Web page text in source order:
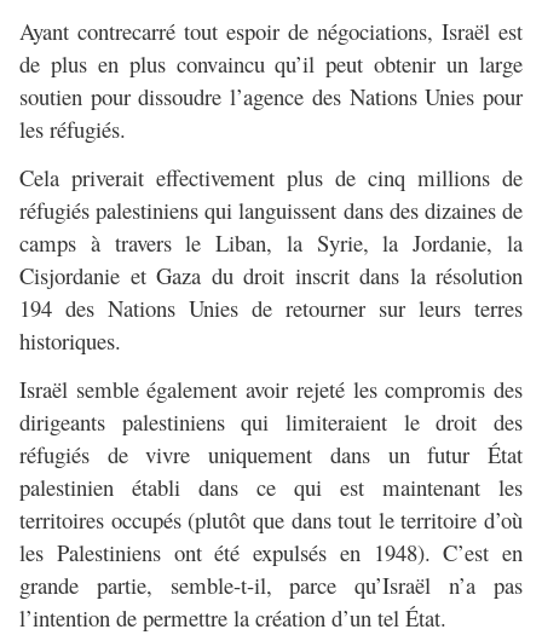
Ayant contrecarré tout espoir de négociations, Israël est
de plus en plus convaincu qu’il peut obtenir un large
soutien pour dissoudre l’agence des Nations Unies pour
les réfugiés.
Cela priverait effectivement plus de cinq millions de
réfugiés palestiniens qui languissent dans des dizaines de
camps à travers le Liban, la Syrie, la Jordanie, la
Cisjordanie et Gaza du droit inscrit dans la résolution
194 des Nations Unies de retourner sur leurs terres
historiques.
Israël semble également avoir rejeté les compromis des
dirigeants palestiniens qui limiteraient le droit des
réfugiés de vivre uniquement dans un futur État
palestinien établi dans ce qui est maintenant les
territoires occupés (plutôt que dans tout le territoire d’où
les Palestiniens ont été expulsés en 1948). C’est en
grande partie, semble-t-il, parce qu’Israël n’a pas
l’intention de permettre la création d’un tel État.